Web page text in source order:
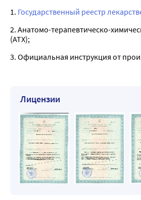
1. Государственный реестр
2. Анатомо-терапевтическо-
(ATX);
3. Официальная инструкция от
Лицензии